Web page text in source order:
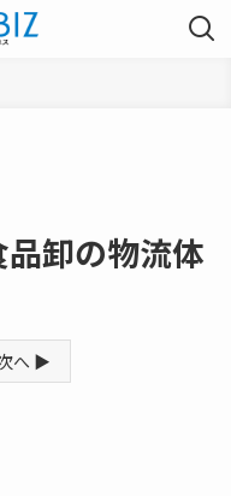
卸の物流体
へ ▶